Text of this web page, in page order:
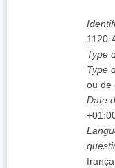
1120-
Type
Type
ou de
Date